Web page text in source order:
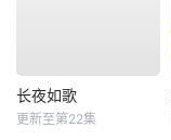
长夜如歌
更新至第22集